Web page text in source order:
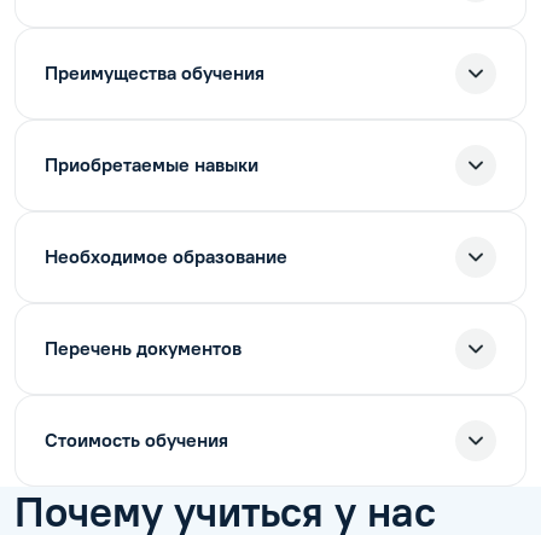
Преимущества обучения
Приобретаемые навыки
Необходимое образование
Перечень документов
Стоимость обучения
Почему учиться у нас